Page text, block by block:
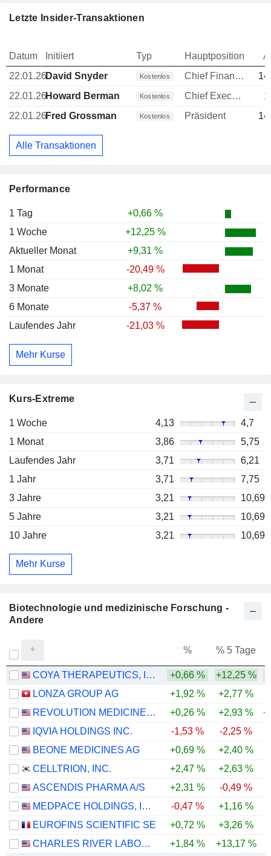
Performance
1 Tag
+0,66 %
1 Woche
+12,25 %
Aktueller Monat
+9,31 %
1 Monat
-20,49 %
3 Monate
+8,02 %
6 Monate
-5,37 %
Laufendes Jahr
-21,03 %
Mehr Kurse
Kurs-Extreme
1 Woche 4,13
4,7
1 Monat
3,86
5,75
Laufendes Jahr
3,71
6,21
1 Jahr
3,71
7,75
3 Jahre
3,21
10,69
5 Jahre
3,21
10,69
10 Jahre
3,21 10,69
Mehr Kurse
Letzte Insider-Transaktionen
Datum Initiiert Typ Hauptposition
22.01.26David Snyder Kostenlos Chief Financial Officer (CFO)
22.01.26Howard Berman Kostenlos Chief Executive Officer (CEO)
22.01.26Fred Grossman Kostenlos Präsident
Alle Transaktionen
Biotechnologie und medizinische Forschung -
Andere
% % 5 Tage
COYA THERAPEUTICS, INC. +0,66 % +12,25 %
LONZA GROUP AG
+1,92 % +2,77 %
REVOLUTION MEDICINES, INC.
+0,26 % +2,93 %
IQVIA HOLDINGS INC.
-1,53 % -2,25 %
BEONE MEDICINES AG
+0,69 % +2,40 %
CELLTRION, INC.
+2,47 % +2,63 %
ASCENDIS PHARMA A/S
+2,31 %
-0,49 %
MEDPACE HOLDINGS, INC.
-0,47 % +1,16 %
EUROFINS SCIENTIFIC SE
+0,72 % +3,26 %
CHARLES RIVER LABORATORIES INTERNATIONAL, INC.
+1,84 % +13,17 %